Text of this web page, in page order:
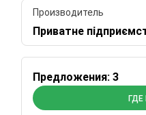
Производитель
Приватне
Предложения: 3